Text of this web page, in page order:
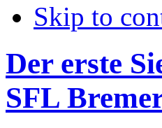
Skip to
Der erste
SFL